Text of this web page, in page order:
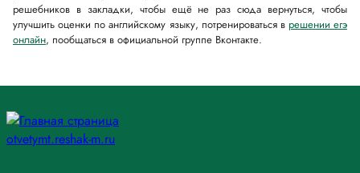
решебников в закладки, чтобы ещё не раз сюда вернуться, чтобы
улучшить оценки по английскому языку, потренироваться в решении егэ
онлайн, пообщаться в официальной группе Вконтакте.